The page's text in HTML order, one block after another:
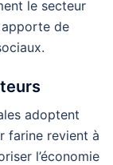
le secteur
de
adoptent
farine revient à
l’économie